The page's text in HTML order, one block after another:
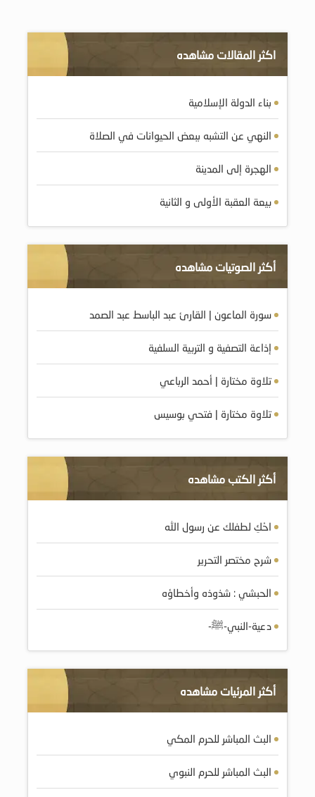
اكثر المقالات مشاهده
بناء الدولة الإسلامية
النهي عن التشبه ببعض الحيوانات في الصلاة
الهجرة إلى المدينة
بيعة العقبة الأولى و الثانية
أكثر الصوتيات مشاهده
سورة الماعون | القارئ عبد الباسط عبد الصمد
إذاعة التصفية و التربية السلفية
تلاوة مختارة | أحمد الرباعي
تلاوة مختارة | فتحي بوسيس
أكثر الكتب مشاهده
احْكِ لطفلك عن رسول الله
شرح مختصر التحرير
الحبشي : شذوذه وأخطاؤه
دعية-النبي-ﷺ-
أكثر المرئيات مشاهده
البث المباشر للحرم المكي
البث المباشر للحرم النبوي